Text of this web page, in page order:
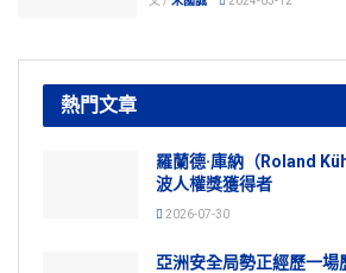
熱門文章
羅蘭德·庫納（Roland
波人權獎獲得者
2026-07-30
亞洲安全局勢正經歷一場